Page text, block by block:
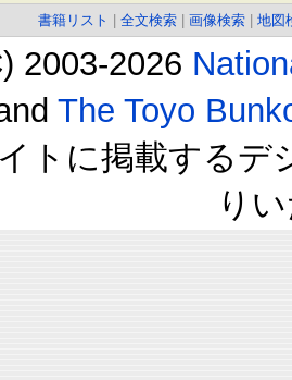
書籍リスト 全文検索 画像検索 地図
2003-2026
The Toyo
トに掲載するデ
り